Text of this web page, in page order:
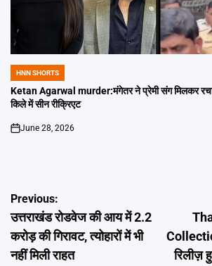
POSTED
IN
HNN SHORTS
Ketan Agarwal murder:मंगेतर ने प्रेमी संग मिलकर
किले में सीन रीक्रिएट
on
June 28, 2026
Post
navigation
Previous:
उत्तराखंड रोडवेज की आय में 2.2
करोड़ की गिरावट, त्योहारों में भी
नहीं मिली राहत
रिलीज़